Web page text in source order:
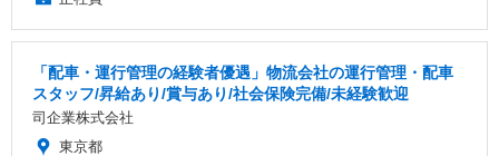
「配車・運行管理の経験者優遇」物流会社の運行管理・配車
スタッフ/昇給あり/賞与あり/社会保険完備/未経験歓迎
司企業株式会社
東京都